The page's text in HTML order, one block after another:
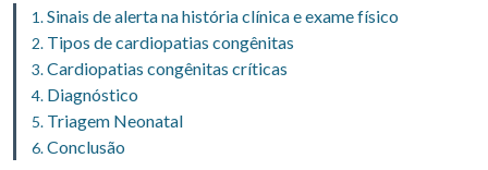
Sinais de alerta na história clínica e exame físico
Tipos de cardiopatias congênitas
Cardiopatias congênitas críticas
Diagnóstico
Triagem Neonatal
Conclusão